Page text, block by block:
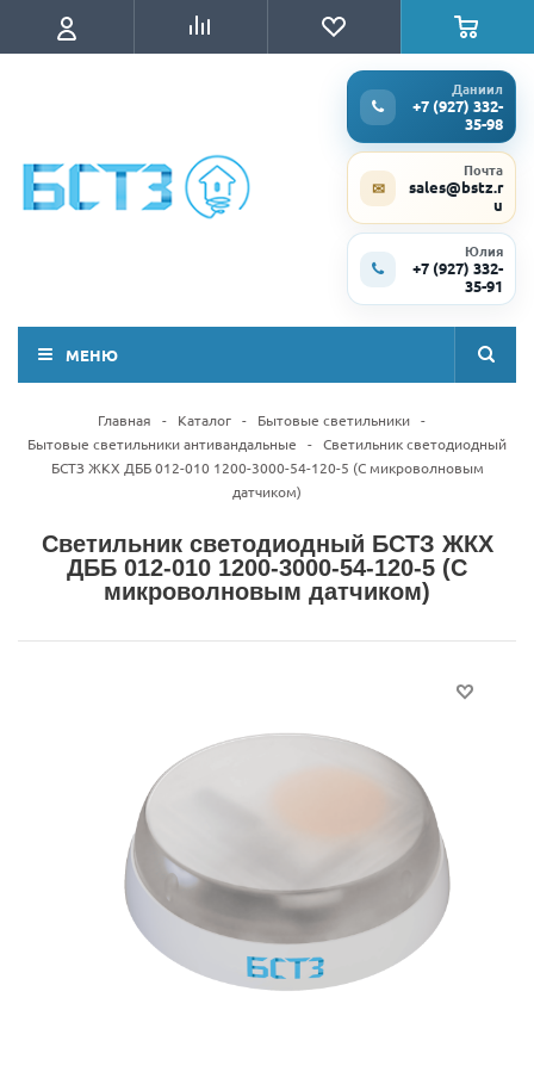
Даниил
+7 (927) 332-
35-98
✉
Почта
sales@bstz.r
u
Юлия
+7 (927) 332-
35-91
МЕНЮ
Главная - Каталог - Бытовые светильники -
Бытовые светильники антивандальные
- Светильник светодиодный
БСТЗ ЖКХ ДББ 012-010 1200-3000-54-120-5 (С микроволновым
датчиком)
Светильник светодиодный БСТЗ ЖКХ
ДББ 012-010 1200-3000-54-120-5 (С
микроволновым датчиком)